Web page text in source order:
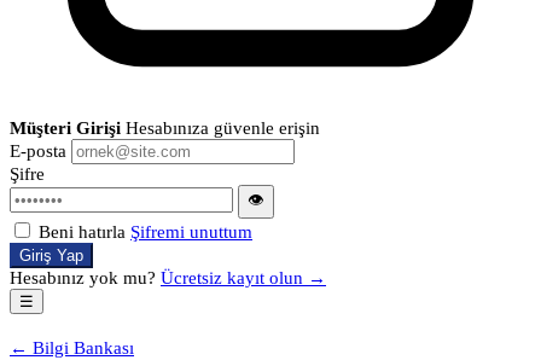
Müşteri Girişi Hesabınıza güvenle erişin
E-posta
Şifre
👁
Beni hatırla Şifremi unuttum
Giriş Yap
Hesabınız yok mu? Ücretsiz kayıt olun →
☰
← Bilgi Bankası